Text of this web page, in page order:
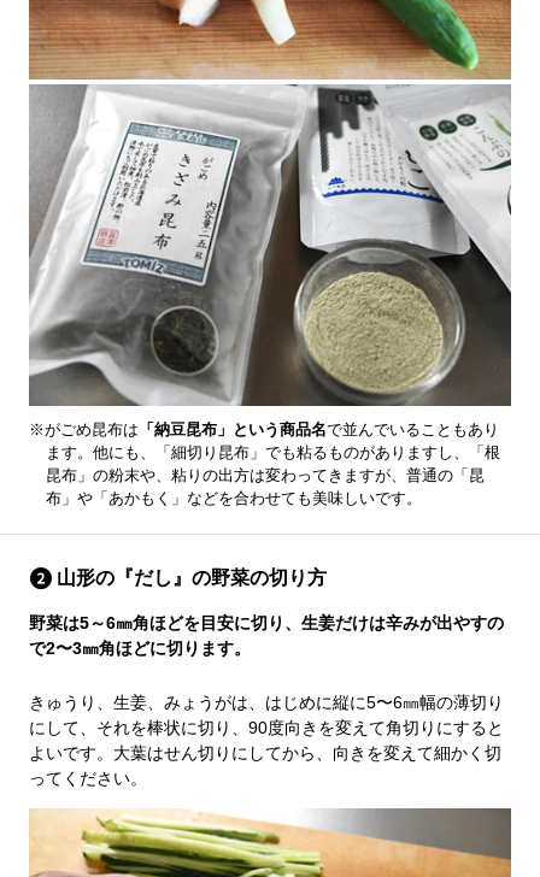
※がごめ昆布は 「納豆昆布」という商品名で並んでいることもあり
ます。他にも、「細切り昆布」でも粘るものがありますし、「根
昆布」の粉末や、粘りの出方は変わってきますが、普通の「昆
布」や「あかもく」などを合わせても美味しいです。
山形の『だし』の野菜の切り方
野菜は5～6㎜角ほどを目安に切り、生姜だけは辛みが出やすの
で2〜3㎜角ほどに切ります。
きゅうり、生姜、みょうがは、はじめに縦に5〜6㎜幅の薄切り
にして、それを棒状に切り、90度向きを変えて角切りにすると
よいです。大葉はせん切りにしてから、向きを変えて細かく切
ってください。